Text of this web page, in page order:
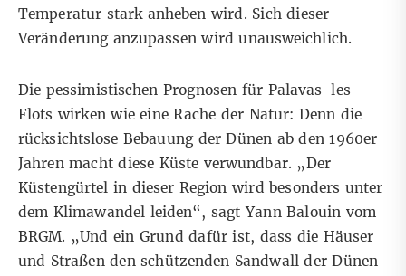
Temperatur stark anheben wird. Sich dieser
Veränderung anzupassen wird unausweichlich.
Die pessimistischen Prognosen für Palavas-les-
Flots wirken wie eine Rache der Natur: Denn die
rücksichtslose Bebauung der Dünen ab den 1960er
Jahren macht diese Küste verwundbar. „Der
Küstengürtel in dieser Region wird besonders unter
dem Klimawandel leiden“, sagt Yann Balouin vom
BRGM. „Und ein Grund dafür ist, dass die Häuser
und Straßen den schützenden Sandwall der Dünen